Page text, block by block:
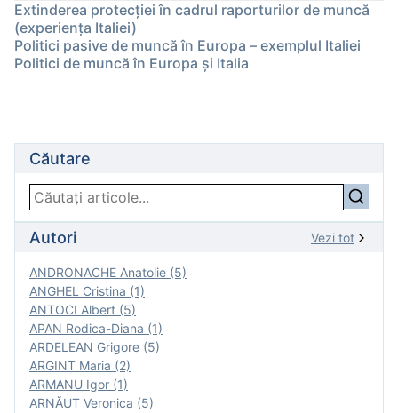
Extinderea protecției în cadrul raporturilor de muncă
(experiența Italiei)
Politici pasive de muncă în Europa – exemplul Italiei
Politici de muncă în Europa și Italia
Căutare
Autori Vezi tot
ANDRONACHE Anatolie (5)
ANGHEL Cristina (1)
ANTOCI Albert (5)
APAN Rodica-Diana (1)
ARDELEAN Grigore (5)
ARGINT Maria (2)
ARMANU Igor (1)
ARNĂUT Veronica (5)